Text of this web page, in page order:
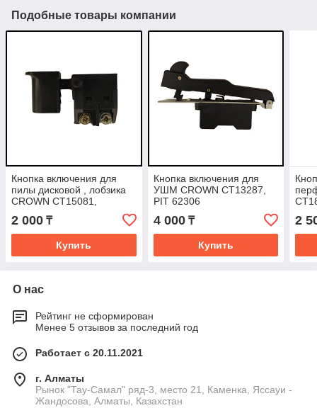
Подобные товары компании
Кнопка включения для
пилы дисковой , лобзика
CROWN CT15081,
СТ3631, PIT 41102
2 000 ₸
Купить
Кнопка включения для
УШМ CROWN СТ13287,
PIT 62306
4 000₸
Купить
2
О нас
Рейтинг не сформирован
Менее 5 отзывов за последний год
Работает с 20.11.2021
г. Алматы
Рынок "Тау-Самал" ряд-3, место 21, Каменка, Яссауи -
Жандосова, Алматы, Казахстан